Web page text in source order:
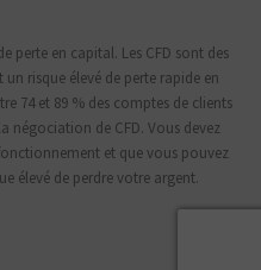
perte en capital. Les CFD sont des
risque élevé de perte rapide en
74 et 89 % des comptes de clients
négociation de CFD. Vous devez
et que vous pouvez
élevé de perdre votre argent.